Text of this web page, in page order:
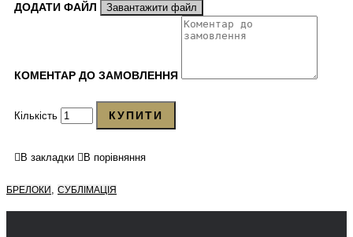
ДОДАТИ ФАЙЛ Завантажити файл
КОМЕНТАР ДО ЗАМОВЛЕННЯ
Кількість КУПИТИ
В закладки В порівняння
БРЕЛОКИ , СУБЛІМАЦІЯ